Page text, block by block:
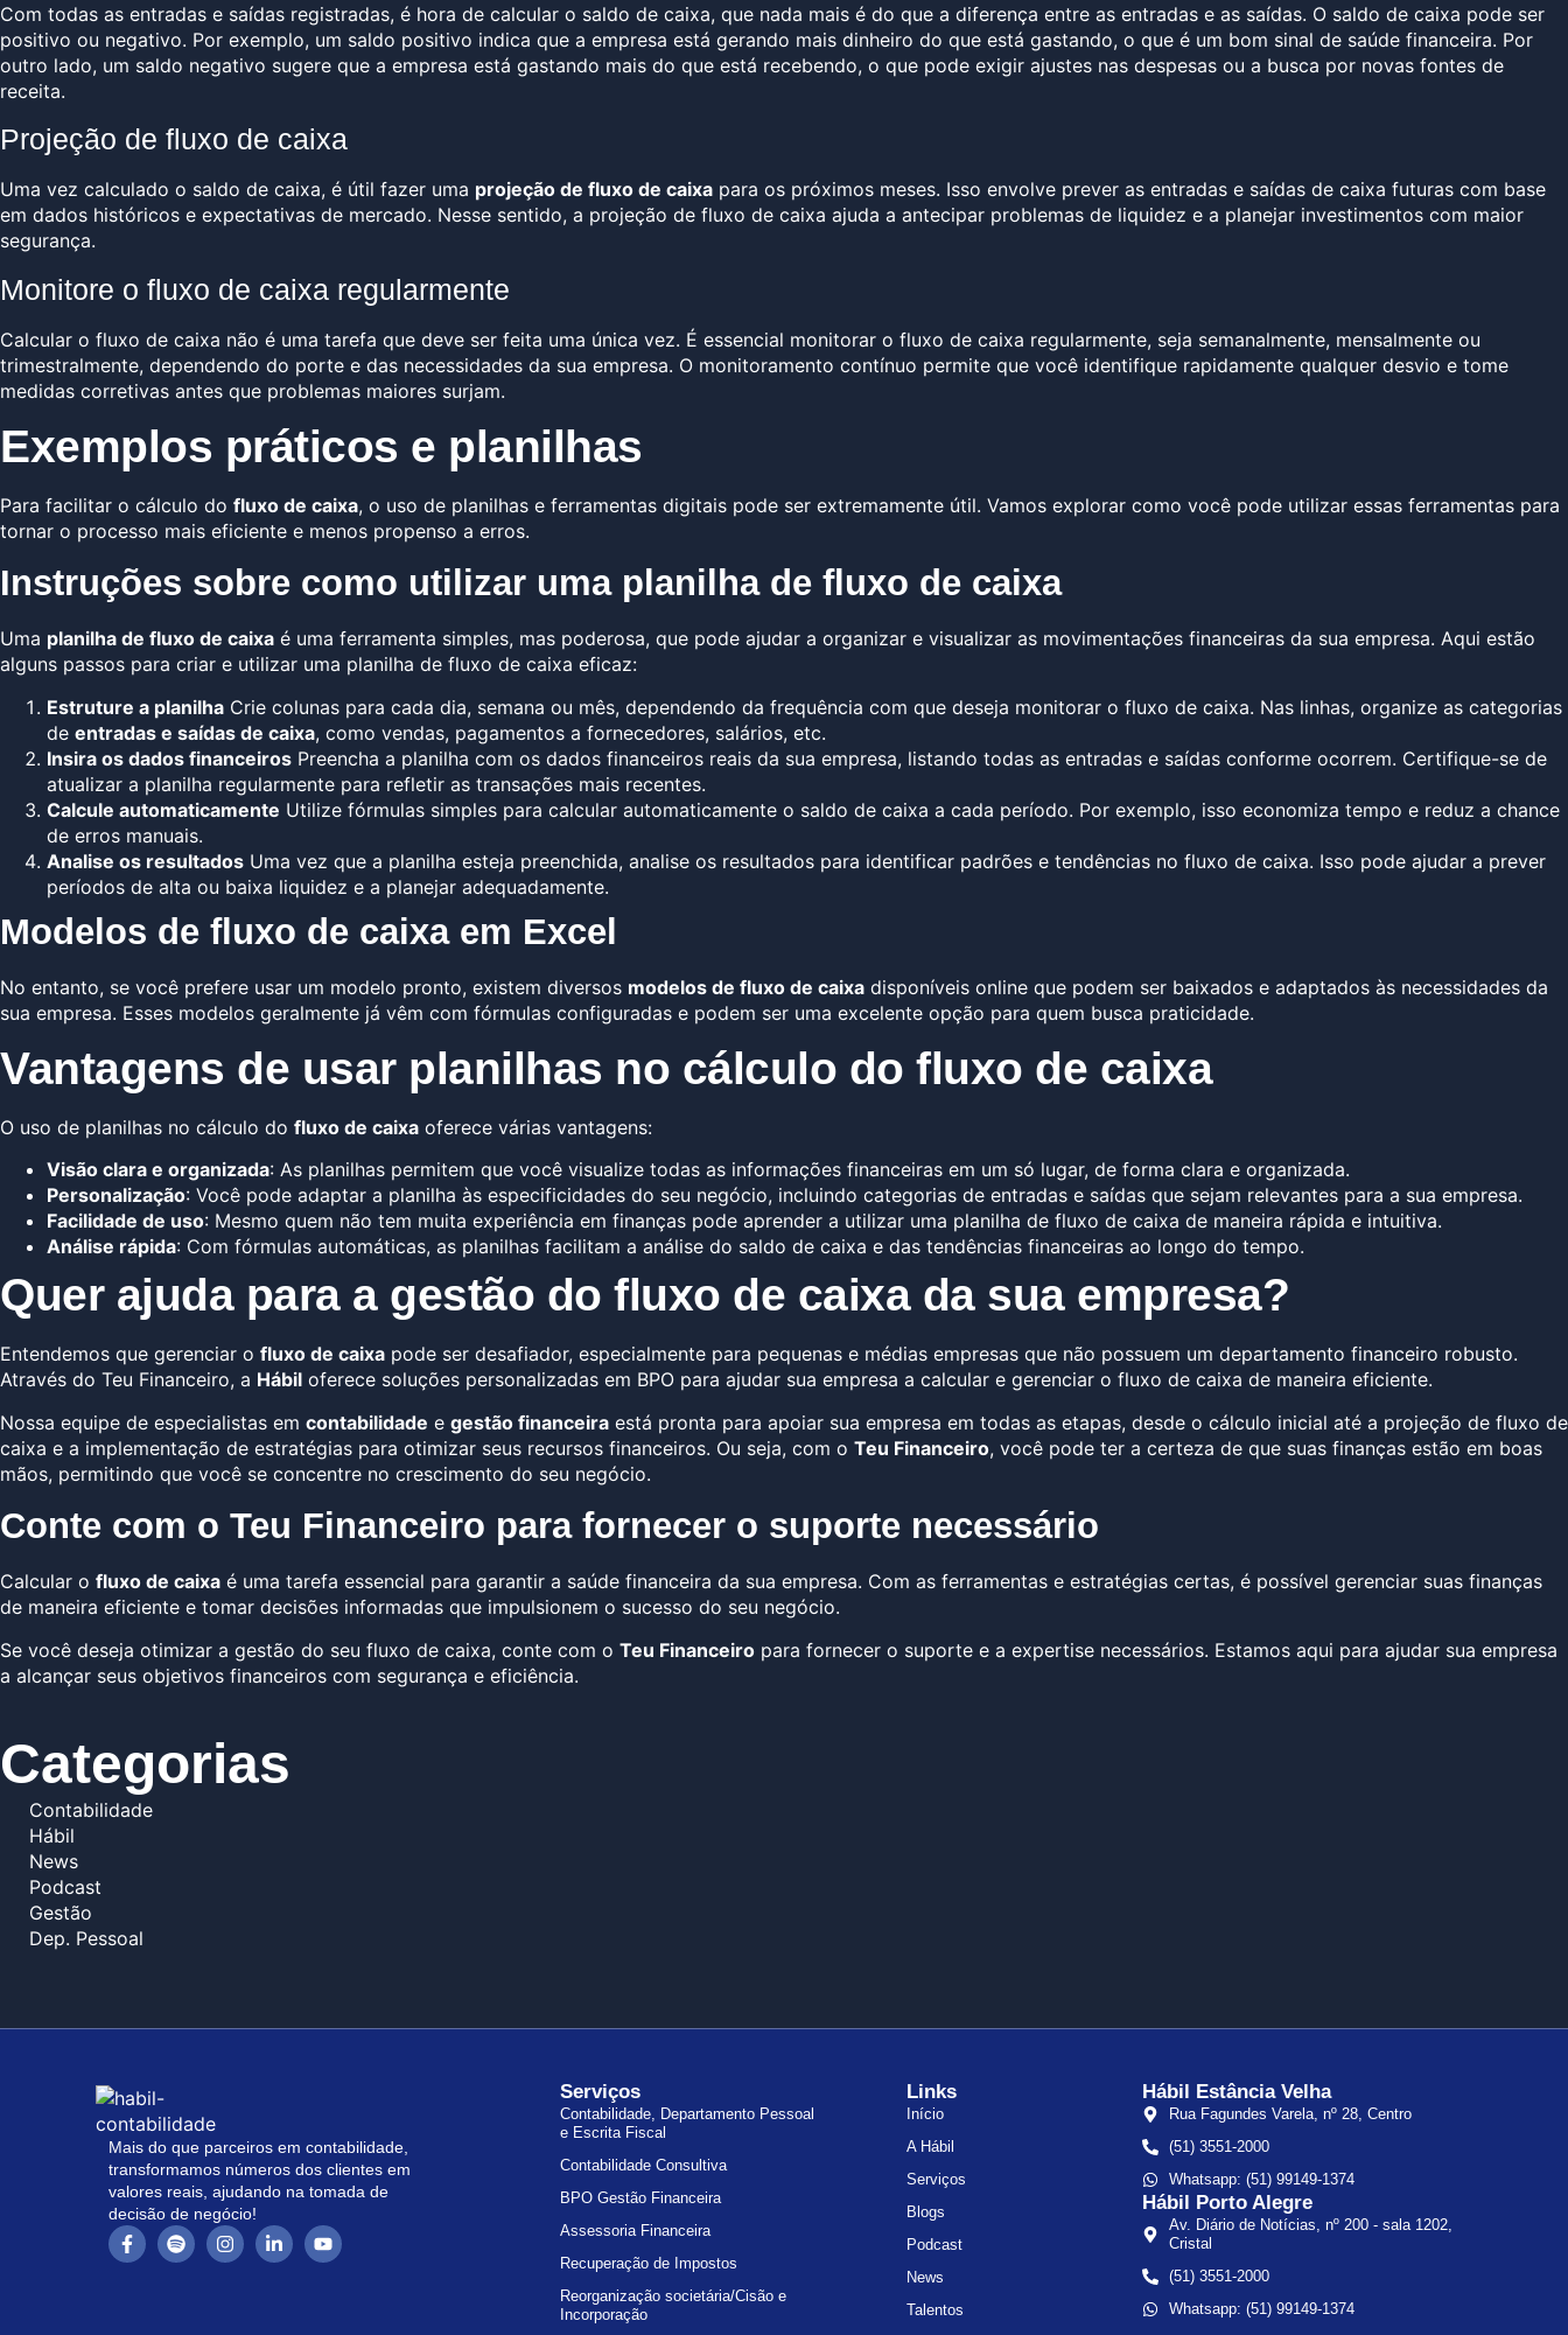
Com todas as entradas e saídas registradas, é hora de calcular o saldo de caixa, que nada mais é do que a diferença entre as entradas e as saídas. O saldo de caixa pode ser
positivo ou negativo. Por exemplo, um saldo positivo indica que a empresa está gerando mais dinheiro do que está gastando, o que é um bom sinal de saúde financeira. Por
outro lado, um saldo negativo sugere que a empresa está gastando mais do que está recebendo, o que pode exigir ajustes nas despesas ou a busca por novas fontes de
receita.
Projeção de fluxo de caixa
Uma vez calculado o saldo de caixa, é útil fazer uma projeção de fluxo de caixa para os próximos meses. Isso envolve prever as entradas e saídas de caixa futuras com base
em dados históricos e expectativas de mercado. Nesse sentido, a projeção de fluxo de caixa ajuda a antecipar problemas de liquidez e a planejar investimentos com maior
segurança.
Monitore o fluxo de caixa regularmente
Calcular o fluxo de caixa não é uma tarefa que deve ser feita uma única vez. É essencial monitorar o fluxo de caixa regularmente, seja semanalmente, mensalmente ou
trimestralmente, dependendo do porte e das necessidades da sua empresa. O monitoramento contínuo permite que você identifique rapidamente qualquer desvio e tome
medidas corretivas antes que problemas maiores surjam.
Exemplos práticos e planilhas
Para facilitar o cálculo do fluxo de caixa, o uso de planilhas e ferramentas digitais pode ser extremamente útil. Vamos explorar como você pode utilizar essas ferramentas para
tornar o processo mais eficiente e menos propenso a erros.
Instruções sobre como utilizar uma planilha de fluxo de caixa
Uma planilha de fluxo de caixa é uma ferramenta simples, mas poderosa, que pode ajudar a organizar e visualizar as movimentações financeiras da sua empresa. Aqui estão
alguns passos para criar e utilizar uma planilha de fluxo de caixa eficaz:
Estruture a planilha Crie colunas para cada dia, semana ou mês, dependendo da frequência com que deseja monitorar o fluxo de caixa. Nas linhas, organize as categorias
de entradas e saídas de caixa, como vendas, pagamentos a fornecedores, salários, etc.
Insira os dados financeiros Preencha a planilha com os dados financeiros reais da sua empresa, listando todas as entradas e saídas conforme ocorrem. Certifique-se de
atualizar a planilha regularmente para refletir as transações mais recentes.
Calcule automaticamente Utilize fórmulas simples para calcular automaticamente o saldo de caixa a cada período. Por exemplo, isso economiza tempo e reduz a chance
de erros manuais.
Analise os resultados Uma vez que a planilha esteja preenchida, analise os resultados para identificar padrões e tendências no fluxo de caixa. Isso pode ajudar a prever
períodos de alta ou baixa liquidez e a planejar adequadamente.
Modelos de fluxo de caixa em Excel
No entanto, se você prefere usar um modelo pronto, existem diversos modelos de fluxo de caixa disponíveis online que podem ser baixados e adaptados às necessidades da
sua empresa. Esses modelos geralmente já vêm com fórmulas configuradas e podem ser uma excelente opção para quem busca praticidade.
Vantagens de usar planilhas no cálculo do fluxo de caixa
O uso de planilhas no cálculo do fluxo de caixa oferece várias vantagens:
Visão clara e organizada: As planilhas permitem que você visualize todas as informações financeiras em um só lugar, de forma clara e organizada.
Personalização: Você pode adaptar a planilha às especificidades do seu negócio, incluindo categorias de entradas e saídas que sejam relevantes para a sua empresa.
Facilidade de uso: Mesmo quem não tem muita experiência em finanças pode aprender a utilizar uma planilha de fluxo de caixa de maneira rápida e intuitiva.
Análise rápida: Com fórmulas automáticas, as planilhas facilitam a análise do saldo de caixa e das tendências financeiras ao longo do tempo.
Quer ajuda para a gestão do fluxo de caixa da sua empresa?
Entendemos que gerenciar o fluxo de caixa pode ser desafiador, especialmente para pequenas e médias empresas que não possuem um departamento financeiro robusto.
Através do Teu Financeiro, a Hábil oferece soluções personalizadas em BPO para ajudar sua empresa a calcular e gerenciar o fluxo de caixa de maneira eficiente.
Nossa equipe de especialistas em contabilidade e gestão financeira está pronta para apoiar sua empresa em todas as etapas, desde o cálculo inicial até a projeção de fluxo de
caixa e a implementação de estratégias para otimizar seus recursos financeiros. Ou seja, com o Teu Financeiro, você pode ter a certeza de que suas finanças estão em boas
mãos, permitindo que você se concentre no crescimento do seu negócio.
Conte com o Teu Financeiro para fornecer o suporte necessário
Calcular o fluxo de caixa é uma tarefa essencial para garantir a saúde financeira da sua empresa. Com as ferramentas e estratégias certas, é possível gerenciar suas finanças
de maneira eficiente e tomar decisões informadas que impulsionem o sucesso do seu negócio.
Se você deseja otimizar a gestão do seu fluxo de caixa, conte com o Teu Financeiro para fornecer o suporte e a expertise necessários. Estamos aqui para ajudar sua empresa
a alcançar seus objetivos financeiros com segurança e eficiência.
Categorias
Contabilidade
Hábil
News
Podcast
Gestão
Dep. Pessoal
Mais do que parceiros em contabilidade,
transformamos números dos clientes em
valores reais, ajudando na tomada de
decisão de negócio!
Serviços
Contabilidade, Departamento Pessoal
e Escrita Fiscal
Contabilidade Consultiva
BPO Gestão Financeira
Assessoria Financeira
Recuperação de Impostos
Reorganização societária/Cisão e
Incorporação
Links
Início
A Hábil
Serviços
Blogs
Podcast
News
Talentos
Hábil Estância Velha
Rua Fagundes Varela, nº 28, Centro
(51) 3551-2000
Whatsapp: (51) 99149-1374
Hábil Porto Alegre
Av. Diário de Notícias, nº 200 - sala 1202,
Cristal
(51) 3551-2000
Whatsapp: (51) 99149-1374